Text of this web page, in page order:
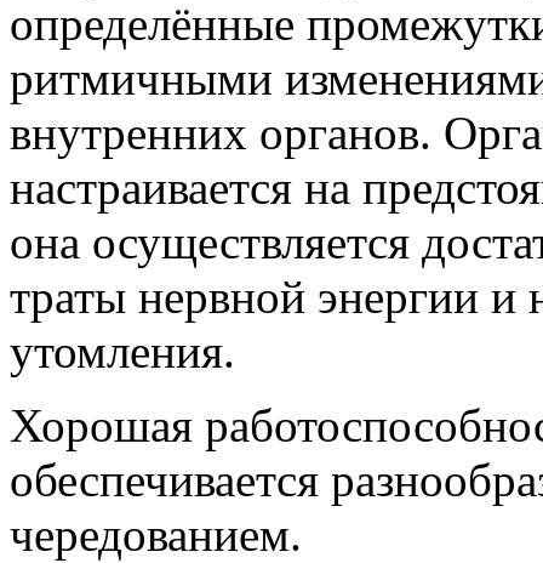
определённые
ритмичными
внутренних органов.
настраивается на
она осуществляется
траты нервной энергии и
утомления.
Хорошая
обеспечивается
чередованием.